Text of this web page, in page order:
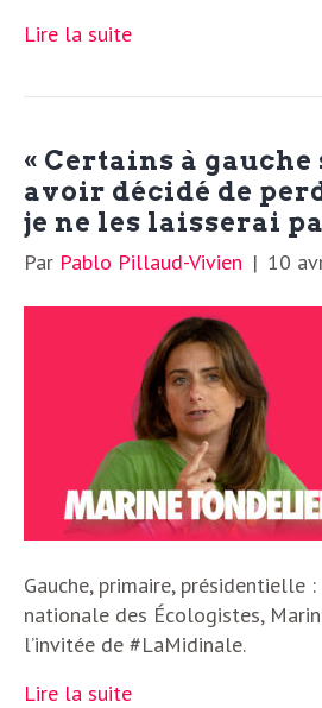
Lire la suite
« Certains à
avoir décidé de
je ne les laisserai
Par Pablo Pillaud-Vivien | 10
Gauche, primaire, présidentielle
nationale des Écologistes,
l’invitée de #LaMidinale.
Lire la suite